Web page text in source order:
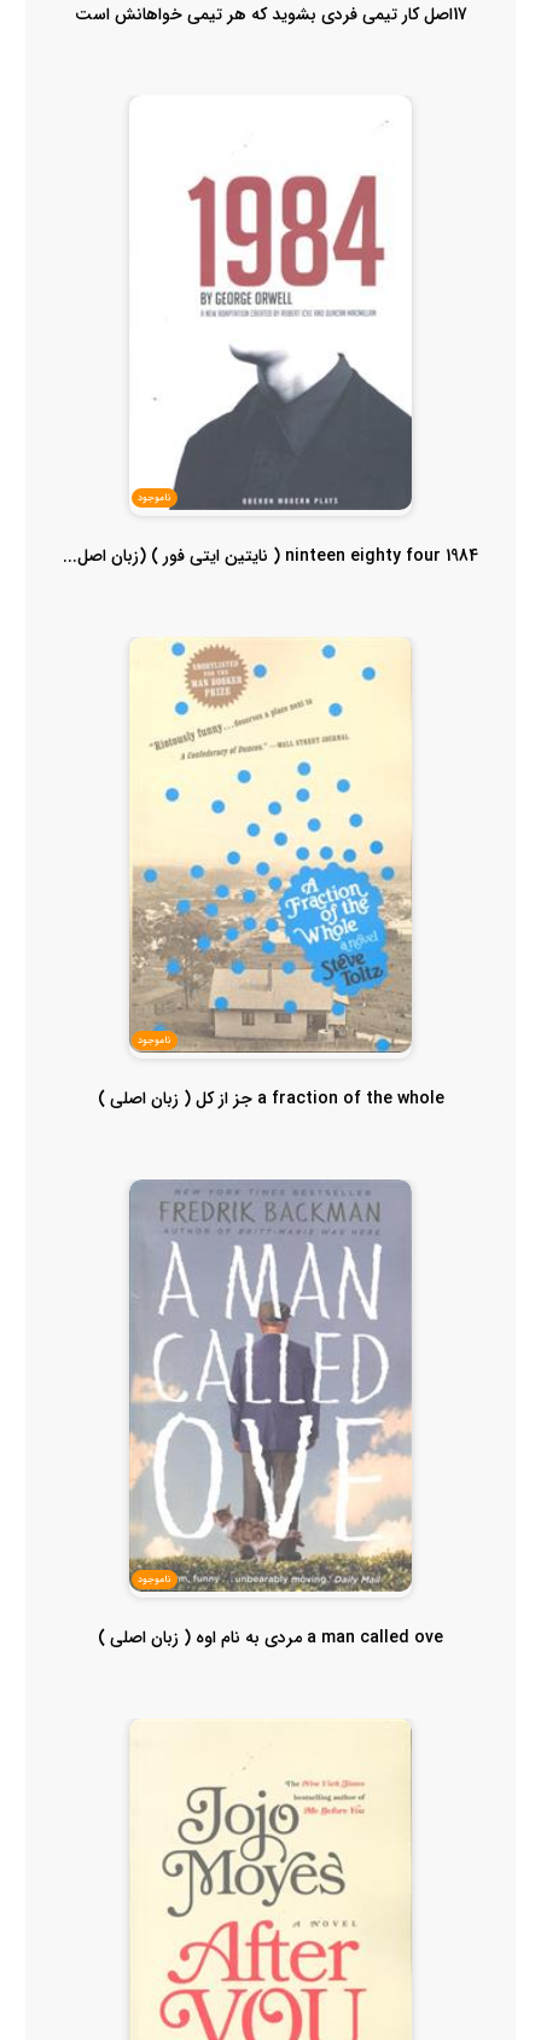
17اصل کار تیمی فردی بشوید که هر تیمی خواهانش است
ناموجود
1984 ninteen eighty four ( نایتین ایتی فور ) (زبان اصل...
ناموجود
a fraction of the whole جز از کل ( زبان اصلی )
ناموجود
a man called ove مردی به نام اوه ( زبان اصلی )